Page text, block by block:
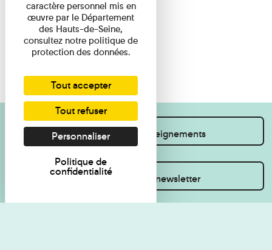
Je souhaite des renseignements
Inscrivez-vous à la newsletter
caractère personnel mis en
œuvre par le Département
des Hauts-de-Seine,
consultez notre politique de
protection des données.
Tout accepter
Tout refuser
Personnaliser
Politique de
confidentialité